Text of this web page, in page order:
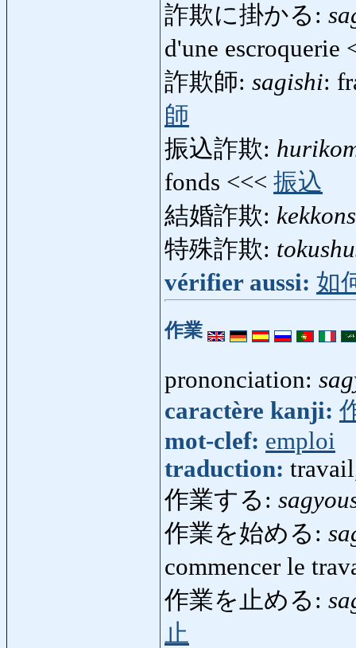
詐欺に掛かる:
d'une escroquerie
詐欺師: sagishi:
師
振込詐欺:
fonds <<< 振込
結婚詐欺:
特殊詐欺:
vérifier aussi: 如
作業
prononciation:
caractère kanji:
mot-clef: emploi
traduction:
作業する:
作業を始める:
commencer le
作業を止める:
止